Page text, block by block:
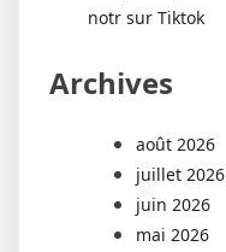
notr sur Tiktok
Archives
août 2026
juillet 2026
juin 2026
mai 2026